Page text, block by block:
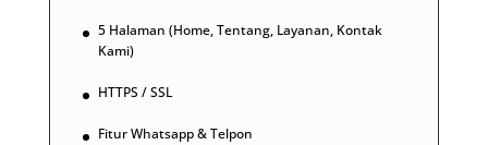
5 Halaman (Home, Tentang, Layanan, Kontak
Kami)
HTTPS / SSL
Fitur Whatsapp & Telpon